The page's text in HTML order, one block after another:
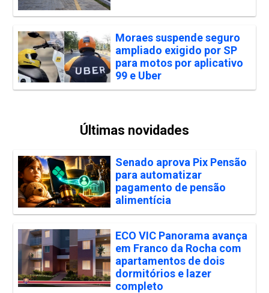
Moraes suspende seguro
ampliado exigido por SP
para motos por aplicativo
99 e Uber
Últimas novidades
Senado aprova Pix Pensão
para automatizar
pagamento de pensão
alimentícia
ECO VIC Panorama avança
em Franco da Rocha com
apartamentos de dois
dormitórios e lazer
completo